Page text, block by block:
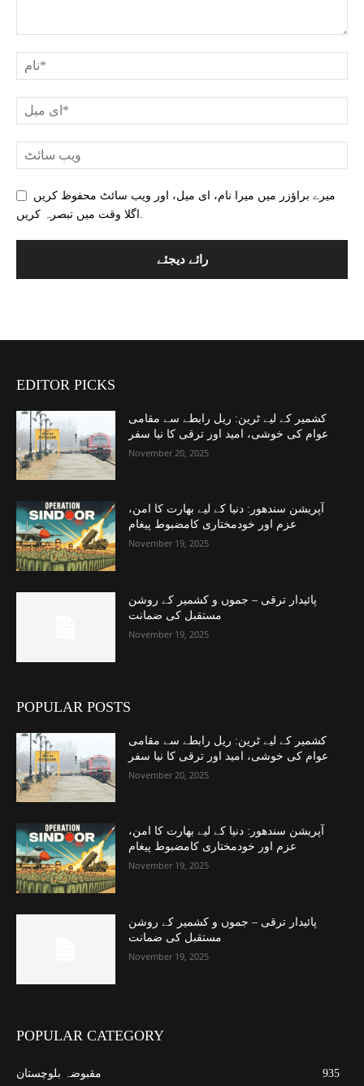
میرے براؤزر میں میرا نام، ای میل، اور ویب سائٹ محفوظ کریں
EDITOR PICKS
کشمیر کے لیے ٹرین: ریل رابطے سے مقامی
عوام کی خوشی، امید اور ترقی کا نیا سفر
November 20, 2025
آپریشن سندھور: دنیا کے لیے بھارت کا امن،
عزم اور خودمختاری کامضبوط پیغام
November 19, 2025
پائیدار ترقی – جموں و کشمیر کے روشن
مستقبل کی ضمانت
November 19, 2025
POPULAR POSTS
کشمیر کے لیے ٹرین: ریل رابطے سے مقامی
عوام کی خوشی، امید اور ترقی کا نیا سفر
November 20, 2025
آپریشن سندھور: دنیا کے لیے بھارت کا امن،
عزم اور خودمختاری کامضبوط پیغام
November 19, 2025
پائیدار ترقی – جموں و کشمیر کے روشن
مستقبل کی ضمانت
November 19, 2025
POPULAR CATEGORY
مقبوضہ بلوچستان
935